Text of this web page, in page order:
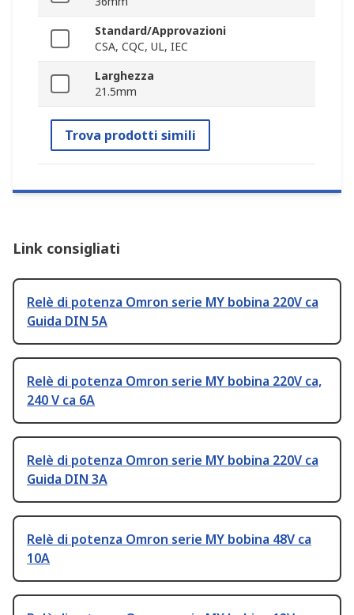
Standard/Approvazioni
CSA, CQC, UL, IEC
Larghezza
21.5mm
Trova prodotti simili
Link consigliati
Relè di potenza Omron serie MY bobina 220V ca
Guida DIN 5A
Relè di potenza Omron serie MY bobina 220V ca,
240 V ca 6A
Relè di potenza Omron serie MY bobina 220V ca
Guida DIN 3A
Relè di potenza Omron serie MY bobina 48V ca
10A